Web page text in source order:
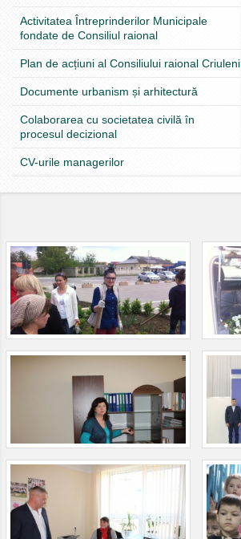
Activitatea Întreprinderilor Municipale
fondate de Consiliul raional
Plan de acțiuni al Consiliului raional Criuleni
Documente urbanism și arhitectură
Colaborarea cu societatea civilă în
procesul decizional
CV-urile managerilor